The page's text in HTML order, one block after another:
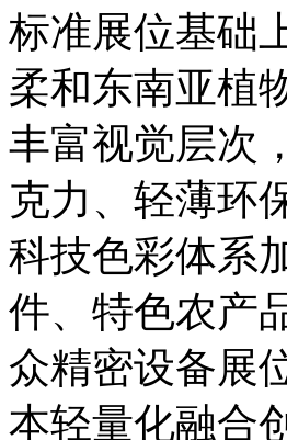
标准展位基础
柔和东南亚植
丰富视觉层次
克力、轻薄环
科技色彩体系
件、特色农产
众精密设备展
本轻量化融合